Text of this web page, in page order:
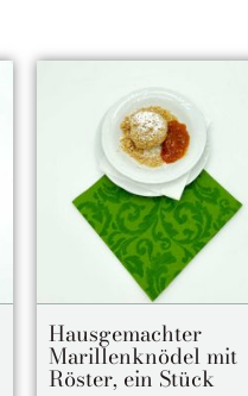
Hausgemachter
Marillenknödel mit
Röster, ein Stück